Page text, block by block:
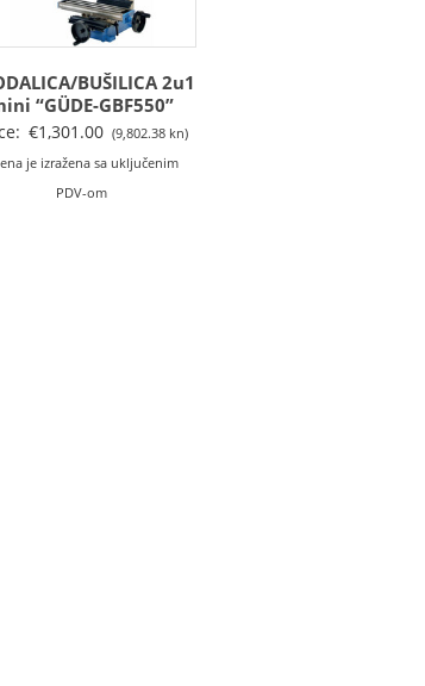
BUŠILICA 2u1
“GÜDE-GBF550”
€1,301.00 (9,802.38 kn)
je izražena sa uključenim
PDV-om